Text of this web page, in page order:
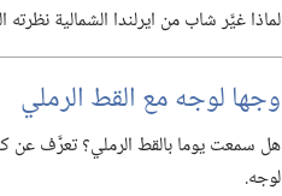
لماذا غيَّر شاب من ايرلندا الشمالية
وجها لوجه مع القط الرملي
هل سمعت يوما بالقط الرملي؟‏ تعرَّف عن
لوجه.‏